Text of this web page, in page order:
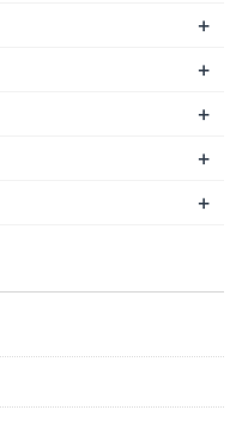
+
+
+
+
+